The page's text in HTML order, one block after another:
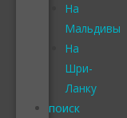
На
Мальдивы
На
Шри-
Ланку
ПОИСК